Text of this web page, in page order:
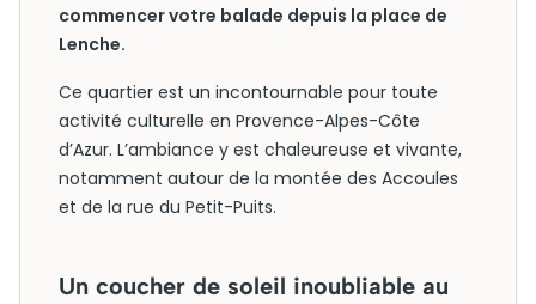
commencer votre balade depuis la place de
Lenche.
Ce quartier est un incontournable pour toute
activité culturelle en Provence-Alpes-Côte
d’Azur. L’ambiance y est chaleureuse et vivante,
notamment autour de la montée des Accoules
et de la rue du Petit-Puits.
Un coucher de soleil inoubliable au